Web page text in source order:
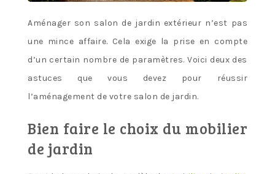
Aménager son salon de jardin extérieur n’est pas
une mince affaire. Cela exige la prise en compte
d’un certain nombre de paramètres. Voici deux des
astuces que vous devez pour réussir
l’aménagement de votre salon de jardin.
Bien faire le choix du mobilier
de jardin